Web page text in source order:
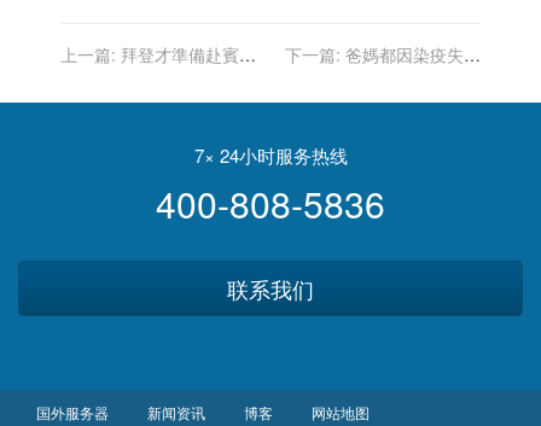
上一篇: 拜登才準備赴賓州
3傷
下一篇: 爸媽都因染疫失去
救全家
7× 24小时服务热线
400-808-5836
联系我们
国外服务器 新闻资讯 博客 网站地图